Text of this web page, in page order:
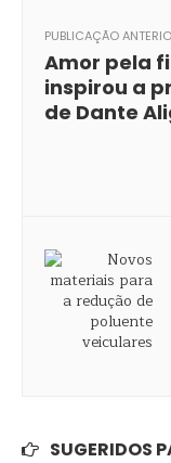
PUBLICAÇÃO
Amor pela
inspirou a
de Dante
SUGERIDOS